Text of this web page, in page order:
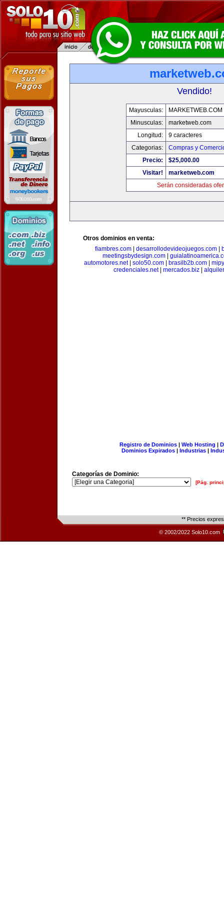
Vendido!
Mayusculas:
MARKETWEB.COM
Minusculas:
marketweb.com
Longitud:
9 caracteres
Categorias:
Compras y
Precio:
$25,000.00
Visitar!
marketweb.com
Serán consideradas
Otros dominios en venta:
fiambres.com| desarrollodevideojuegos.com|
meetingsbydesign.com
automotores.net| solo50.com brasilb2b.com
credenciales.net| mercados.biz|
Registro de Dominios| Web Hosting |
Dominios Expirados | Industrias |
Categorías de Dominio:
[Pág.
** Precios
© 2002/2022 Solo10.com